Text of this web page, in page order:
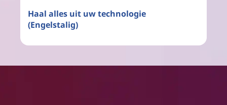
Haal alles uit uw technologie
(Engelstalig)